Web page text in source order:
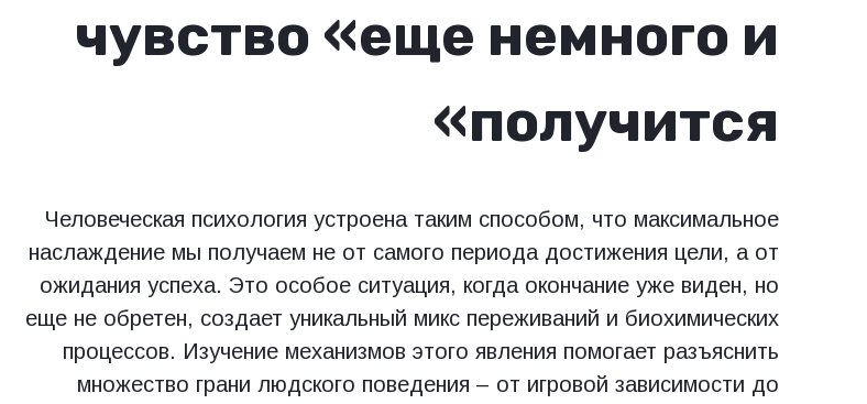
чувство «еще немного и
получится»
Человеческая психология устроена таким способом, что максимальное
наслаждение мы получаем не от самого периода достижения цели, а от
ожидания успеха. Это особое ситуация, когда окончание уже виден, но
еще не обретен, создает уникальный микс переживаний и биохимических
процессов. Изучение механизмов этого явления помогает разъяснить
множество грани людского поведения – от игровой зависимости до